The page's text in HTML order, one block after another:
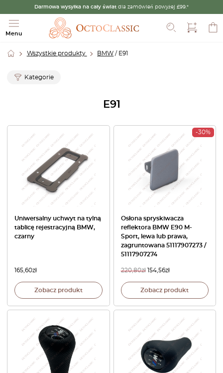
Darmowa wysyłka na cały świat dla zamówień powyżej £99.*
Menu
Szukaj
Wszystkie produkty BMW / E91
Kategorie
E91
Uniwersalny uchwyt na tylną
tablicę rejestracyjną BMW,
czarny
165,60zł
Zobacz produkt
-30%
Osłona spryskiwacza
reflektora BMW E90 M-
Sport, lewa lub prawa,
zagruntowana 51117907273 /
51117907274
220,80zł 154,56zł
Zobacz produkt